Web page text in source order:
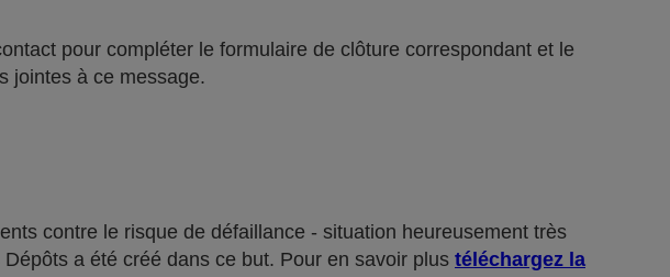
pour compléter le formulaire de clôture correspondant et le
jointes à ce message.
contre le risque de défaillance - situation heureusement très
a été créé dans ce but. Pour en savoir plus téléchargez la